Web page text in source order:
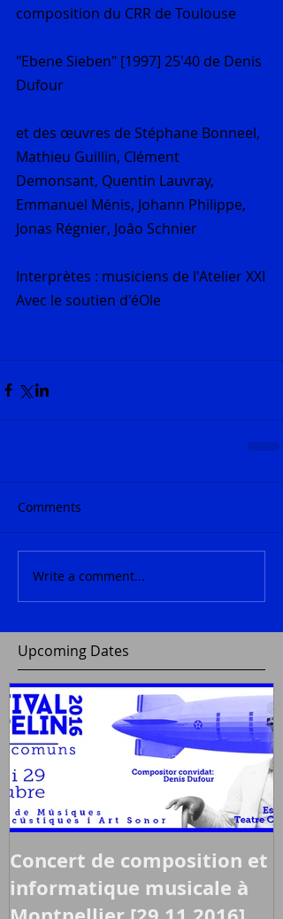
composition du CRR de Toulouse
"Ebene Sieben" [1997] 25'40 de Denis
Dufour
et des œuvres de Stéphane Bonneel,
Mathieu Guillin, Clément
Demonsant, Quentin Lauvray,
Emmanuel Ménis, Johann Philippe,
Jonas Régnier, Joâo Schnier
Interprètes : musiciens de l'Atelier XXI
Avec le soutien d'éOle
Comments
Write a comment...
Upcoming Dates
Concert de composition et
informatique musicale à